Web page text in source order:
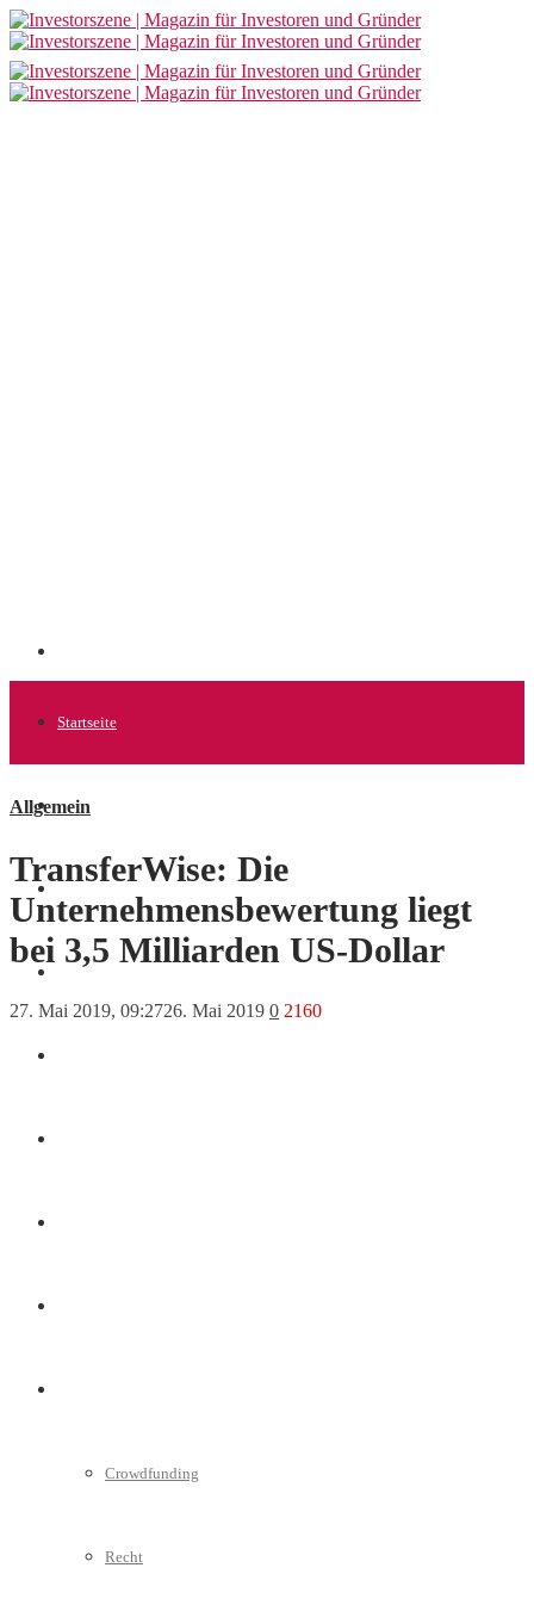
Startseite
Allgemein
News
Crowdfunding
Recht
Allgemein
TransferWise: Die
Unternehmensbewertung liegt
bei 3,5 Milliarden US-Dollar
27. Mai 2019, 09:2726. Mai 2019 0 2160